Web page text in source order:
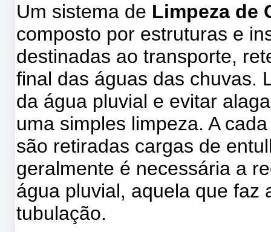
Um sistema de Limpeza de
composto por estruturas e
destinadas ao transporte,
final das águas das chuvas.
da água pluvial e evitar
uma simples limpeza. A
são retiradas cargas de
geralmente é necessária a
água pluvial, aquela que faz
tubulação.